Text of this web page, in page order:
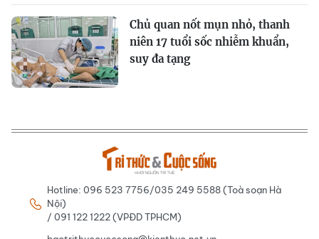
Chủ quan nốt mụn nhỏ, thanh
niên 17 tuổi sốc nhiễm khuẩn,
suy đa tạng
Hotline: 096 523 7756/035 249 5588 (Toà soạn Hà
Nội)
/ 091 122 1222 (VPĐD TPHCM)